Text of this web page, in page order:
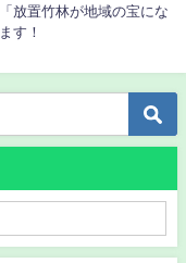
放置竹林が地域の宝にな
す！